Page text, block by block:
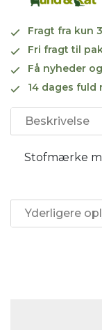
Fragt fra kun
Fri fragt til
Få nyheder
14 dages fuld
Beskrivelse
Stofmærke
Yderligere